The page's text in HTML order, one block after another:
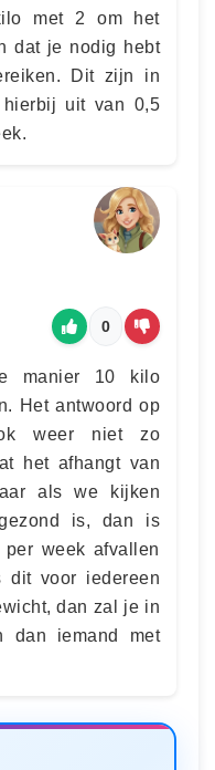
met 2 om het
dat je nodig hebt
Dit zijn in
uit van 0,5
0
manier 10 kilo
Het antwoord op
weer niet zo
het afhangt van
als we kijken
is, dan is
week afvallen
dit voor iedereen
dan zal je in
dan iemand met